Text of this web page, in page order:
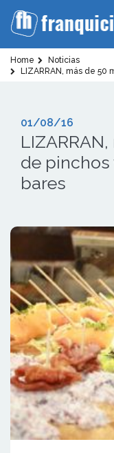
Home
Noticias
LIZARRAN, más de 50
01/08/16
de pinchos
bares